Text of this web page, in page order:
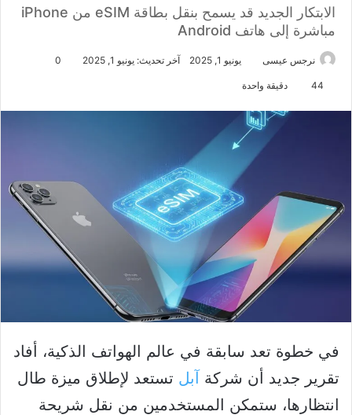
الابتكار الجديد قد يسمح بنقل بطاقة eSIM من iPhone
مباشرة إلى هاتف Android
نرجس عيسى يونيو 1, 2025 آخر تحديث: يونيو 1, 2025 0
44 دقيقة واحدة
في خطوة تعد سابقة في عالم الهواتف الذكية، أفاد
تقرير جديد أن شركة آبل تستعد لإطلاق ميزة طال
انتظارها، ستمكن المستخدمين من نقل شريحة